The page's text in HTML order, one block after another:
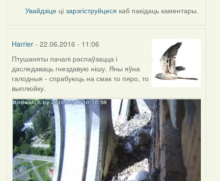
Увайдзіце цізарэгіструйцеся каб пакідаць каментары.
Harrier- 22.06.2016 - 11:06
Птушаняты пачалі распаўзацца і
даследаваць гнездавую нішу. Яны яўна
галодныя - спрабуюць на смак то пяро, то
выплюйку.